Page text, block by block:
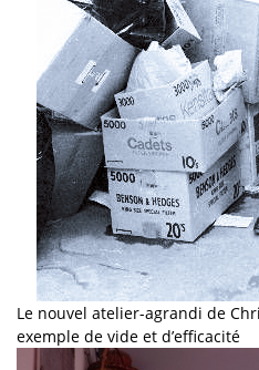
Le nouvel atelier-agrandi de
exemple de vide et d’efficacité